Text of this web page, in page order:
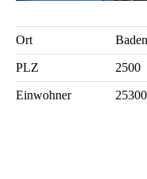
Ort Baden
PLZ 2500
Einwohner 25300